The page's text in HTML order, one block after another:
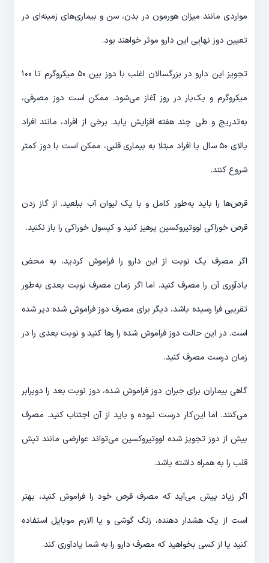
مواردی مانند میزان هورمون در بدن، سن و بیماری‌های زمینه‌ای در
تعیین دوز نهایی این دارو موثر خواهند بود.
تجویز این دارو در بزرگسالان اغلب با دوز بین ۵۰ میکروگرم تا ۱۰۰
میکروگرم و یک‌بار در روز آغاز می‌شود. ممکن است دوز مصرفی،
به‌تدریج و طی چند هفته افزایش یابد. برخی از افراد، مانند افراد
بالای ۵۰ سال یا افراد مبتلا به بیماری قلبی، ممکن است با دوز کمتر
شروع کنند.
قرص‌ها را باید به‌طور کامل و با یک لیوان آب ببلعید. از گاز زدن
قرص خوراکی لووتیروکسین پرهیز کنید و کپسول خوراکی را باز نکنید.
اگر مصرف یک نوبت از این دارو را فراموش کردید، به محض
یادآوری آن را مصرف کنید. اما اگر زمان مصرف نوبت بعدی به‌طور
تقریبی فرا رسیده باشد، دیگر برای مصرف دوز فراموش شده دیر شده
است. در این حالت دوز فراموش شده را رها کنید و نوبت بعدی را در
زمان درست مصرف کنید.
گاهی بیماران برای جبران دوز فراموش شده، دوز نوبت بعد را دوبرابر
می‌کنند. اما این‌کار درست نبوده و باید از آن اجتناب کنید. مصرف
بیش از دوز تجویز شده لووتیروکسین می‌تواند عوارضی مانند تپش
قلب را به همراه داشته باشد.
اگر زیاد پیش می‌آید که مصرف قرص خود را فراموش کنید، بهتر
است از یک هشدار دهنده، زنگ گوشی و یا آلارم موبایل استفاده
کنید یا از کسی بخواهید که مصرف دارو را به شما یادآوری کند.